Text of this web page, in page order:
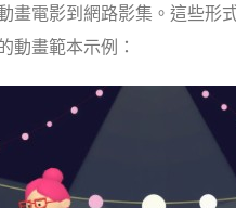
畫電影到網路影集。這些形
動畫範本示例：